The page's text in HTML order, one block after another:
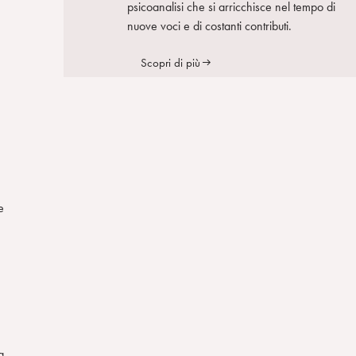
psicoanalisi che si arricchisce nel tempo di
nuove voci e di costanti contributi.
Scopri di più